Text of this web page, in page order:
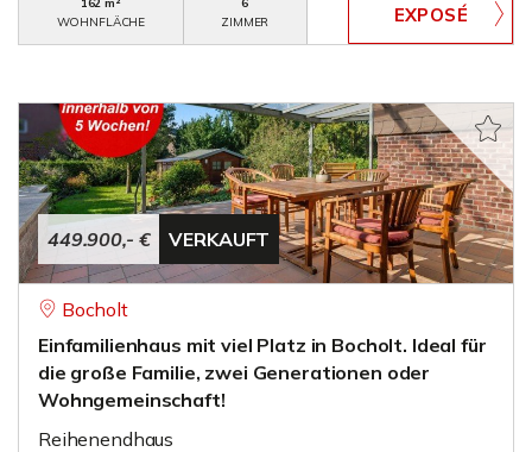
WOHNFLÄCHE
ZIMMER
449.900,- € VERKAUFT
Bocholt
Einfamilienhaus mit viel Platz in Bocholt. Ideal für
die große Familie, zwei Generationen oder
Wohngemeinschaft!
Reihenendhaus